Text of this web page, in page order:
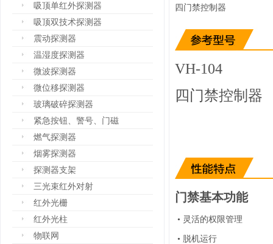
吸顶单红外探测器
吸顶双技术探测器
震动探测器
温湿度探测器
微波探测器
微位移探测器
玻璃破碎探测器
紧急按钮、警号、门磁
燃气探测器
烟雾探测器
探测器支架
三光束红外对射
红外光栅
红外光柱
物联网
四门禁控制器
VH-104
四门禁控制器
门禁基本功能
• 灵活的权限管理
• 脱机运行